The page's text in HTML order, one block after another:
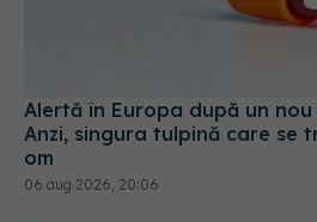
Alertă în Europa după un
Anzi, singura tulpină care se
om
06 aug 2026, 20:06